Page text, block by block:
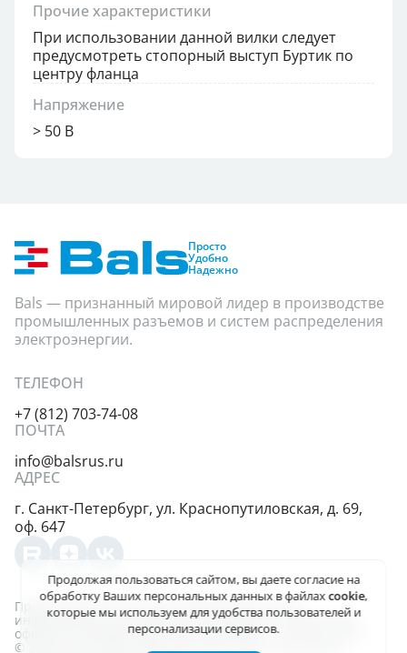
Прочие характеристики
При использовании данной вилки следует
предусмотреть стопорный выступ Буртик по
центру фланца
Напряжение
> 50 В
Просто
Удобно
Надежно
Bals — признанный мировой лидер в производстве
промышленных разъемов и систем распределения
электроэнергии.
ТЕЛЕФОН
+7 (812) 703-74-08
ПОЧТА
info@balsrus.ru
АДРЕС
г. Санкт-Петербург, ул. Краснопутиловская, д. 69,
оф. 647
Представленная на сайте информация несёт
информационный характер и не является публичной
офертой, определяемой положениями ст. 437 (2) ГК РФ.
© 2004-2026, ООО «Балс-Рус». Все права защищены
Продолжая пользоваться сайтом, вы даетесогласие на
обработку Ваших персональных данныхв файлахcookie,
которые мы используем для удобства пользователей и
персонализации сервисов.